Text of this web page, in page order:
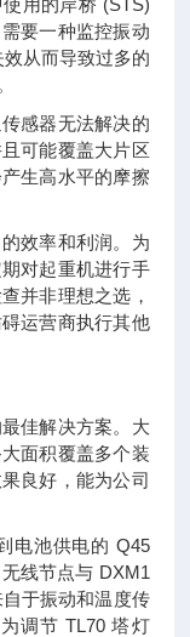
用的岸桥 (STS)
要一种监控振动
从而导致过多的
感器无法解决的
可能覆盖大片区
生高水平的摩擦
效率和利润。为
对起重机进行手
并非理想之选，
运营商执行其他
佳解决方案。大
面积覆盖多个装
良好，能为公司
电池供电的 Q45
线节点与 DXM1
于振动和温度传
调节 TL70 塔灯